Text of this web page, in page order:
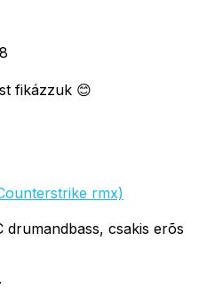
fikázzuk 😊
rmx)
drumandbass, csakis erõs